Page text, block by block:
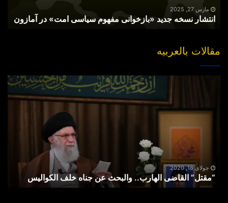
آمازونمارس 27, 2025
انتشار نسخه جدید «بازخوانی مفهوم سیاسی امت» در آمازون
مقالات بالعربیه
والبحث
جولای 18, 2020
“مقتل” القاضی الهارب.. والبحث عن جناه خلف الکوالیس